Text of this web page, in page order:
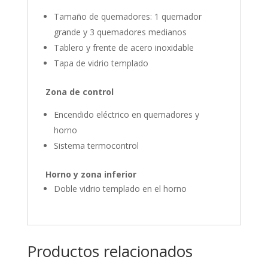
Tamaño de quemadores: 1 quemador
grande y 3 quemadores medianos
Tablero y frente de acero inoxidable
Tapa de vidrio templado
Zona de control
Encendido eléctrico en quemadores y
horno
Sistema termocontrol
Horno y zona inferior
Doble vidrio templado en el horno
Productos relacionados